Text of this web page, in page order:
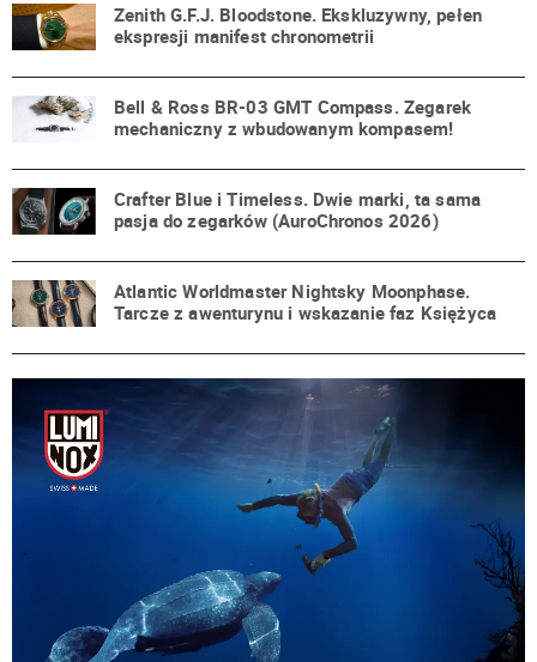
Zenith G.F.J. Bloodstone. Ekskluzywny, pełen
ekspresji manifest chronometrii
Bell & Ross BR-03 GMT Compass. Zegarek
mechaniczny z wbudowanym kompasem!
Crafter Blue i Timeless. Dwie marki, ta sama
pasja do zegarków (AuroChronos 2026)
Atlantic Worldmaster Nightsky Moonphase.
Tarcze z awenturynu i wskazanie faz Księżyca